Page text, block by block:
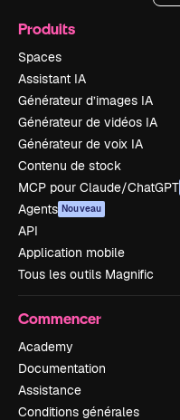
Produits
Spaces
Assistant IA
Générateur d’images IA
Générateur de vidéos IA
Générateur de voix IA
Contenu de stock
MCP pour Claude/ChatGPT
Agents Nouveau
API
Application mobile
Tous les outils Magnific
Commencer
Academy
Documentation
Assistance
Conditions générales